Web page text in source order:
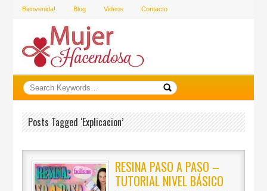
Bienvenida! Blog Videos Contacto
Posts Tagged ‘explicacion’
RESINA PASO A PASO –
TUTORIAL NIVEL BÁSICO